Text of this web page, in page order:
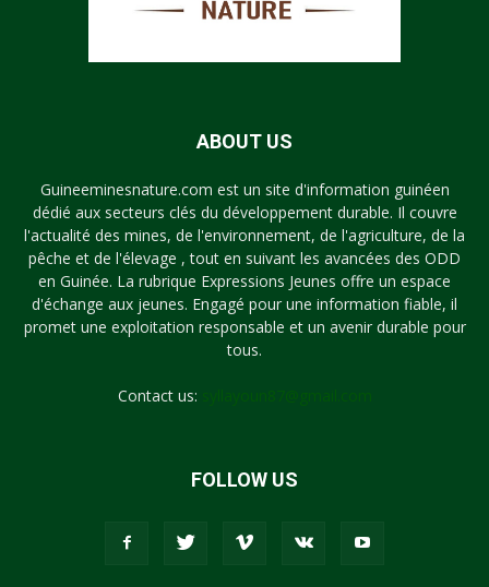
ABOUT US
Guineeminesnature.com est un site d'information guinéen
dédié aux secteurs clés du développement durable. Il couvre
l'actualité des mines, de l'environnement, de l'agriculture, de la
pêche et de l'élevage , tout en suivant les avancées des ODD
en Guinée. La rubrique Expressions Jeunes offre un espace
d'échange aux jeunes. Engagé pour une information fiable, il
promet une exploitation responsable et un avenir durable pour
tous.
Contact us:
FOLLOW US